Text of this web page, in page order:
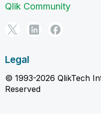
Qlik Community
Legal
© 1993-2026 QlikTech
Reserved